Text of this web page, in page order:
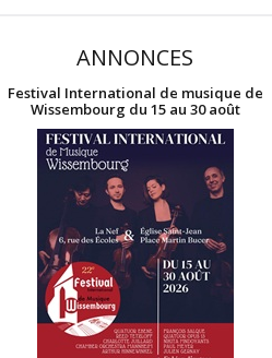
ANNONCES
Festival International de musique de
Wissembourg du 15 au 30 août